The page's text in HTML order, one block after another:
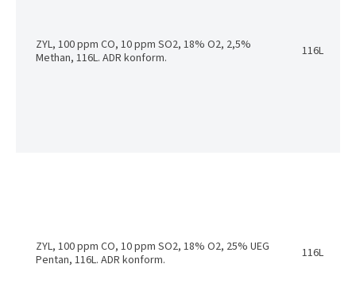
ZYL, 100 ppm CO, 10 ppm SO2, 18% O2, 2,5%
Methan, 116L. ADR konform.
116L
ZYL, 100 ppm CO, 10 ppm SO2, 18% O2, 25% UEG
Pentan, 116L. ADR konform.
116L